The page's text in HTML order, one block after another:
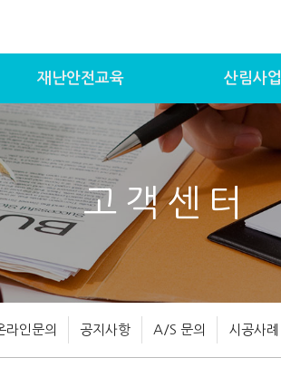
재난안전교육 산림사업
고객센터
라인문의 공지사항 A/S 문의 시공사례